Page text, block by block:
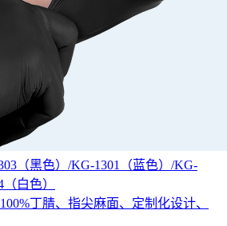
（黑色）/KG-1301（蓝色）/KG-
白色）
丁腈、指尖麻面、定制化设计、